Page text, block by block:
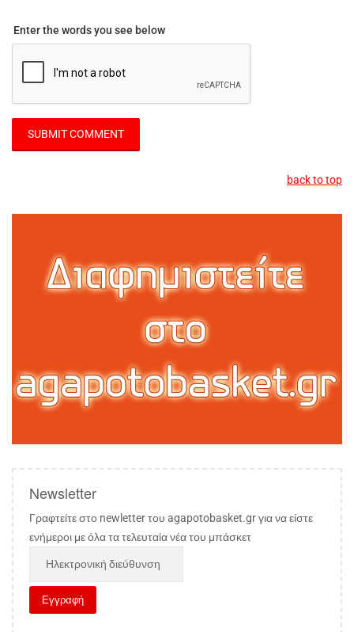
Enter the words you see below
back to top
Newsletter
Γραφτείτε στο newletter του agapotobasket.gr για να είστε
ενήμεροι με όλα τα τελευταία νέα του μπάσκετ